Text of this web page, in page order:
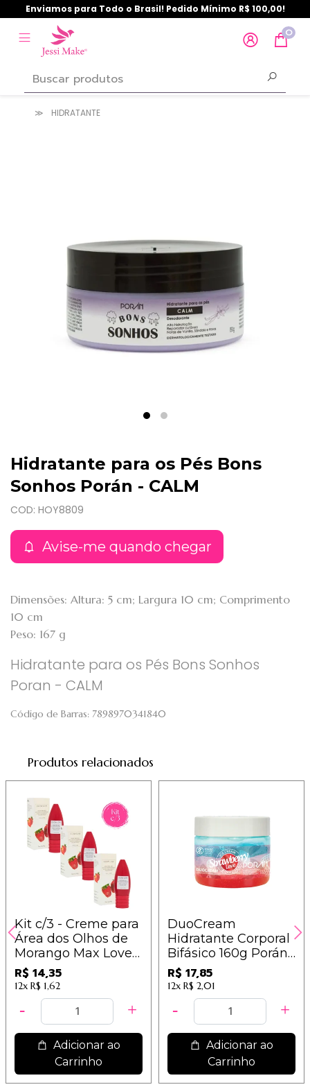
Enviamos para Todo o Brasil! Pedido Mínimo R$ 100,00!
0
HIDRATANTE
Hidratante para os Pés Bons
Sonhos Porán - CALM
COD: HOY8809
Avise-me quando chegar
Dimensões: Altura: 5 cm; Largura 10 cm; Comprimento
10 cm
Peso: 167 g
Hidratante para os Pés Bons Sonhos
Poran - CALM
Código de Barras: 7898970341840
Produtos relacionados
Kit c/3 - Creme para
Área dos Olhos de
Morango Max Love /
4,78
R$ 14,35
12x R$ 1,62
Adicionar ao
Carrinho
DuoCream
Hidratante Corporal
Bifásico 160g Porán
- Strawberry Love
R$ 17,85
12x R$ 2,01
Adicionar ao
Carrinho